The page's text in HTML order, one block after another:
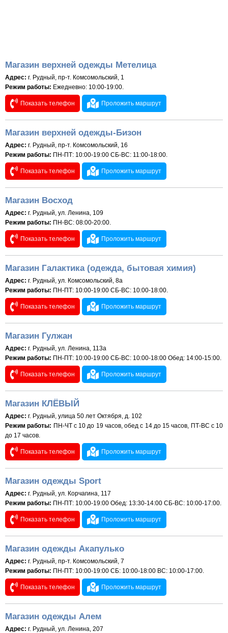
Магазин верхней одежды Метелица
Адрес: г. Рудный, пр-т. Комсомольский, 1
Режим работы: Ежедневно: 10:00-19:00.
Показать телефон Проложить маршрут
Магазин верхней одежды-Бизон
Адрес: г. Рудный, пр-т. Комсомольский, 16
Режим работы: ПН-ПТ: 10:00-19:00 СБ-ВС: 11:00-18:00.
Показать телефон Проложить маршрут
Магазин Восход
Адрес: г. Рудный, ул. Ленина, 109
Режим работы: ПН-ВС: 08:00-20:00.
Показать телефон Проложить маршрут
Магазин Галактика (одежда, бытовая химия)
Адрес: г. Рудный, ул. Комсомольский, 8а
Режим работы: ПН-ПТ: 10:00-19:00 СБ-ВС: 10:00-18:00.
Показать телефон Проложить маршрут
Магазин Гулжан
Адрес: г. Рудный, ул. Ленина, 113а
Режим работы: ПН-ПТ: 10:00-19:00 СБ-ВС: 10:00-18:00 Обед: 14:00-15:00.
Показать телефон Проложить маршрут
Магазин КЛЁВЫЙ
Адрес: г. Рудный, улица 50 лет Октября, д. 102
Режим работы: ПН-ЧТ с 10 до 19 часов, обед с 14 до 15 часов, ПТ-ВС с 10
до 17 часов.
Показать телефон Проложить маршрут
Магазин одежды Sport
Адрес: г. Рудный, ул. Корчагина, 117
Режим работы: ПН-ПТ: 10:00-19:00 Обед: 13:30-14:00 СБ-ВС: 10:00-17:00.
Показать телефон Проложить маршрут
Магазин одежды Акапулько
Адрес: г. Рудный, пр-т. Комсомольский, 7
Режим работы: ПН-ПТ: 10:00-19:00 СБ: 10:00-18:00 ВС: 10:00-17:00.
Показать телефон Проложить маршрут
Магазин одежды Алем
Адрес: г. Рудный, ул. Ленина, 207